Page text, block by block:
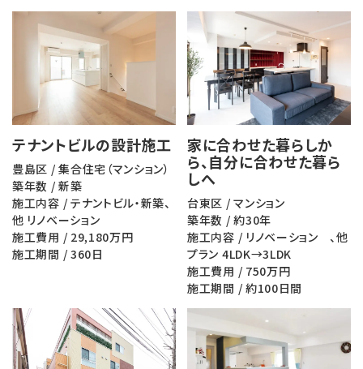
テナントビルの設計施工
豊島区 / 集合住宅（マンション）
築年数 / 新築
施工内容 / テナントビル・新築、
他 リノベーション
施工費用 / 29,180万円
施工期間 / 360日
家に合わせた暮らしか
ら、自分に合わせた暮ら
しへ
台東区 / マンション
築年数 / 約30年
施工内容 / リノベーション 、他
プラン 4LDK→3LDK
施工費用 / 750万円
施工期間 / 約100日間